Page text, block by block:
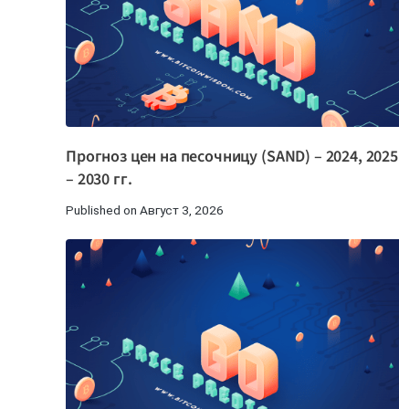
Прогноз цен на песочницу (SAND) – 2024, 2025
– 2030 гг.
Published on Август 3, 2026